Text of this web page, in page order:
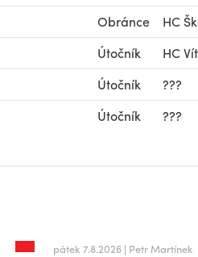
Obránce
HC
Útočník
HC
Útočník
???
Útočník ???
pátek 7.8.2026 | Petr Martínek